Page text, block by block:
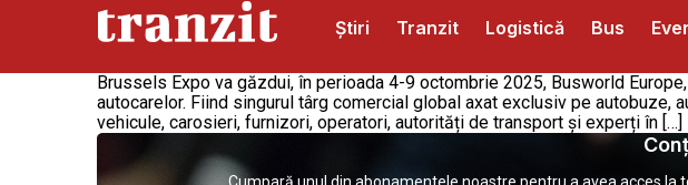
Știri Tranzit Logistică Bus
Abonamente Publicitate Contact
Brussels Expo va găzdui, în perioada 4-9 octombrie 2025, Busworld
autocarelor. Fiind singurul târg comercial global axat exclusiv pe
vehicule, carosieri, furnizori, operatori, autorități de transport și experți în […]